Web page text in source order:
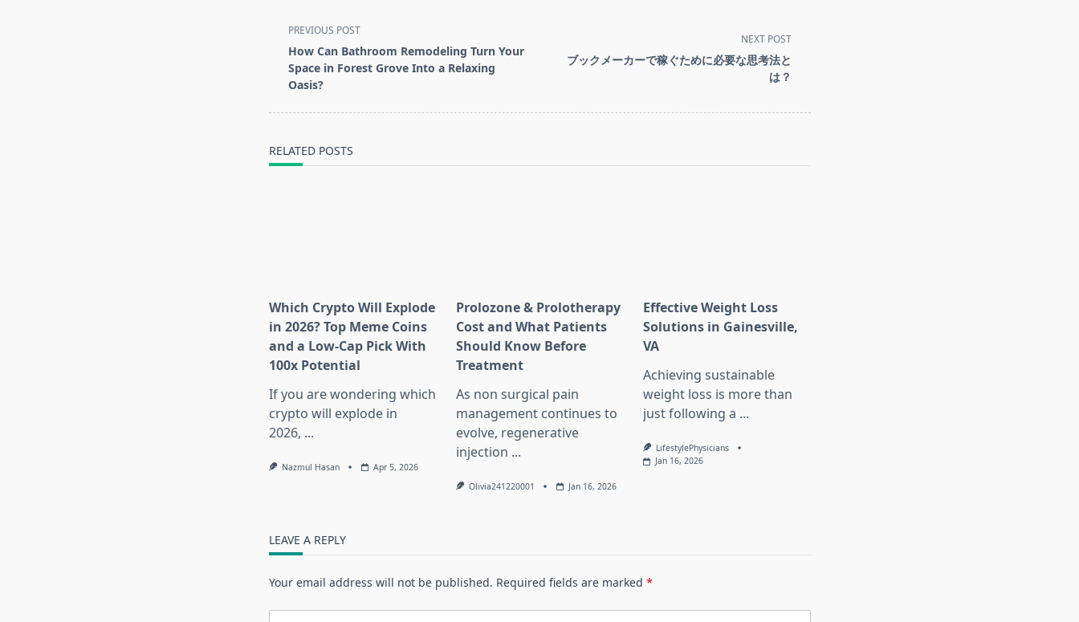
<span
class="nav-
subtitle
screen-
PREVIOUS POST
How Can Bathroom Remodeling Turn Your
Space in Forest Grove Into a Relaxing
Oasis?
NEXT POST
ブックメーカーで稼ぐために必要な思考法と
は？
RELATED POSTS
Which Crypto Will Explode
in 2026? Top Meme Coins
and a Low-Cap Pick With
100x Potential
If you are wondering which
crypto will explode in
2026, ...
Nazmul Hasan Apr 5, 2026
Prolozone & Prolotherapy
Cost and What Patients
Should Know Before
Treatment
As non surgical pain
management continues to
evolve, regenerative
injection ...
Olivia241220001 Jan 16, 2026
Effective Weight Loss
Solutions in Gainesville,
VA
Achieving sustainable
weight loss is more than
just following a ...
LifestylePhysicians
Jan 16, 2026
LEAVE A REPLY
Your email address will not be published. Required fields are marked *